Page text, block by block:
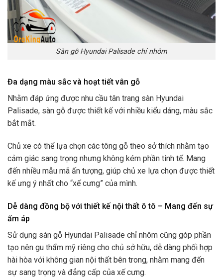
Sàn gỗ Hyundai Palisade chỉ nhôm
Đa dạng màu sắc và hoạt tiết vân gỗ
Nhằm đáp ứng được nhu cầu tân trang sàn Hyundai
Palisade, sàn gỗ được thiết kế với nhiều kiểu dáng, màu sắc
bắt mắt.
Chủ xe có thể lựa chọn các tông gỗ theo sở thích nhằm tạo
cảm giác sang trọng nhưng không kém phần tinh tế. Mang
đến nhiều mẫu mã ấn tượng, giúp chủ xe lựa chọn được thiết
kế ưng ý nhất cho “xế cưng” của mình.
Dễ dàng đồng bộ với thiết kế nội thất ô tô – Mang đến sự
ấm áp
Sử dụng sàn gỗ Hyundai Palisade chỉ nhôm cũng góp phần
tạo nên gu thẩm mỹ riêng cho chủ sở hữu, dễ dàng phối hợp
hài hòa với không gian nội thất bên trong, nhằm mang đến
sự sang trọng và đẳng cấp của xế cưng.